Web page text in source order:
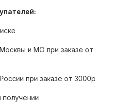
и МО при заказе от
при заказе от 3000р